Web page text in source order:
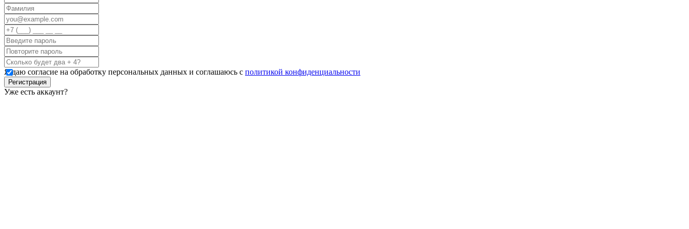
Я даю согласие на обработку персональных данных и соглашаюсь с политикой конфиденциальности
Регистрация
Уже есть аккаунт?